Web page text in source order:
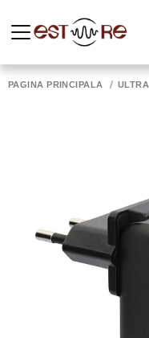
PAGINA PRINCIPALĂ ULTRA